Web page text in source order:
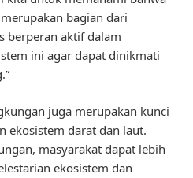
bagian dari
berperan aktif dalam
ini agar dapat dinikmati
juga merupakan kunci
ekosistem darat dan laut.
masyarakat dapat lebih
ekosistem dan